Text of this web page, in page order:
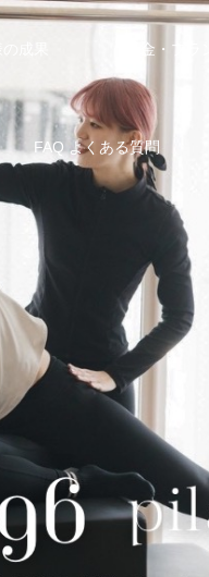
成果 料金・プラン
FAQ よくある質問